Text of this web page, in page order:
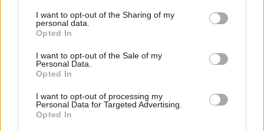
not limited to your visit or usage behaviour. You may click to
grant or deny consent to Google and its third-party tags to
use your data for below specified purposes in below Google
consent section.
I want to opt-out of the Sharing of my
personal data.
Opted In
I want to opt-out of the Sale of my
Personal Data.
Opted In
I want to opt-out of processing my
Personal Data for Targeted Advertising.
Opted In
46.434 Engroshandel med fotoutstyr
46.435
46.440
Engroshandel med kjøkkenutstyr av
rengjøringsmidler
46.441